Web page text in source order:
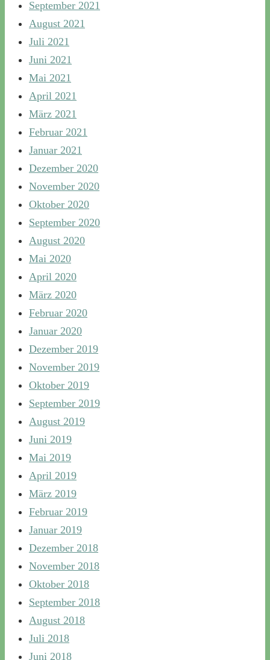
September 2021
August 2021
Juli 2021
Juni 2021
Mai 2021
April 2021
März 2021
Februar 2021
Januar 2021
Dezember 2020
November 2020
Oktober 2020
September 2020
August 2020
Mai 2020
April 2020
März 2020
Februar 2020
Januar 2020
Dezember 2019
November 2019
Oktober 2019
September 2019
August 2019
Juni 2019
Mai 2019
April 2019
März 2019
Februar 2019
Januar 2019
Dezember 2018
November 2018
Oktober 2018
September 2018
August 2018
Juli 2018
Juni 2018